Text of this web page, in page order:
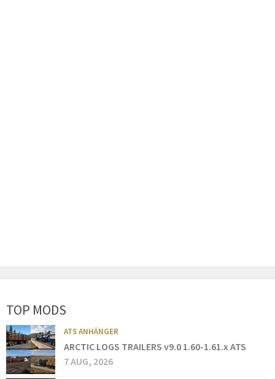
TOP MODS
ATS ANHÄNGER
ARCTIC LOGS TRAILERS v9.0 1.60-1.61.x ATS
7 AUG, 2026